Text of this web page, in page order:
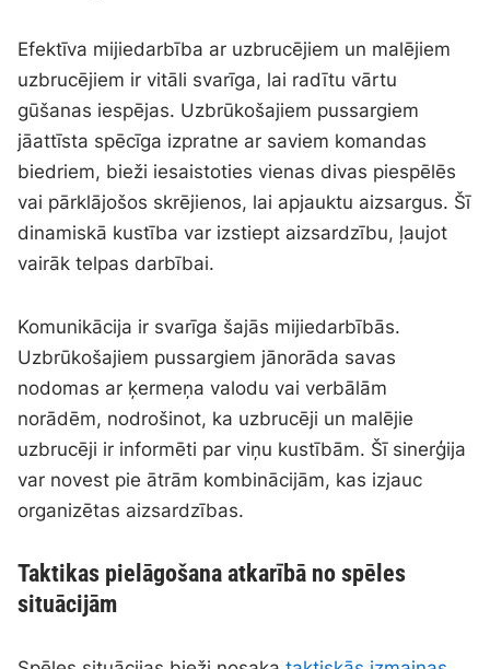
Efektīva mijiedarbība ar uzbrucējiem un malējiem
uzbrucējiem ir vitāli svarīga, lai radītu vārtu
gūšanas iespējas. Uzbrūkošajiem pussargiem
jāattīsta spēcīga izpratne ar saviem komandas
biedriem, bieži iesaistoties vienas divas piespēlēs
vai pārklājošos skrējienos, lai apjauktu aizsargus. Šī
dinamiskā kustība var izstiept aizsardzību, ļaujot
vairāk telpas darbībai.
Komunikācija ir svarīga šajās mijiedarbībās.
Uzbrūkošajiem pussargiem jānorāda savas
nodomas ar ķermeņa valodu vai verbālām
norādēm, nodrošinot, ka uzbrucēji un malējie
uzbrucēji ir informēti par viņu kustībām. Šī sinerģija
var novest pie ātrām kombinācijām, kas izjauc
organizētas aizsardzības.
Taktikas pielāgošana atkarībā no spēles
situācijām